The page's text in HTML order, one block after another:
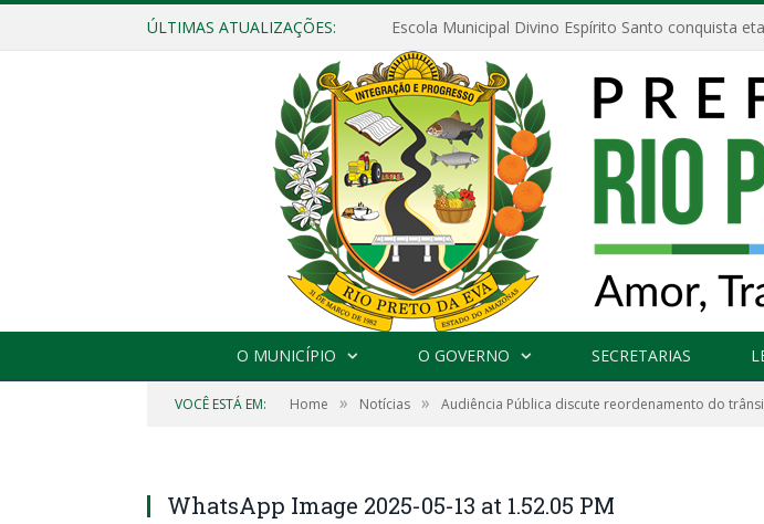
ÚLTIMAS ATUALIZAÇÕES:
O MUNICÍPIO O GOVERNO SECRETARIAS
VOCÊ ESTÁ EM: Home » Notícias » Audiência Pública discute reordenamento do
WhatsApp Image 2025-05-13 at 1.52.05 PM